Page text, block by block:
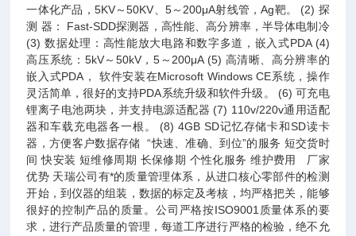
一体化产品，5KV～50KV、5～200μA射线管，Ag靶。 (2) 探
测 器： Fast-SDD探测器，高性能、高分辨率，半导体电制冷
(3) 数据处理：高性能放大电路和数字多道，嵌入式PDA (4)
高压系统：5kV～50kV，5～200μA (5) 高清晰、高分辨率的
嵌入式PDA， 软件安装在Microsoft Windows CE系统，操作
灵活简单，很好的支持PDA系统升级和软件升级。 (6) 可充电
锂离子电池两块，并支持电源适配器 (7) 110v/220v通用适配
器和车载充电器各一根。 (8) 4GB SD记忆存储卡和SD读卡
器，方便客户数据存储 “快速、准确、到位”的服务 短交货时
间 快安装 短维修周期 长保修期 个性化服务 维护费用 厂家
优势 天瑞公司有*的质量管理体系，从进口核心零部件的检测
开始，到仪器的组装，数据的标定及考核，均严格把关，能够
很好的控制产品的质量。公司严格按ISO9001质量体系的要
求，进行产品质量的管理，每道工序进行严格的检验，绝不允